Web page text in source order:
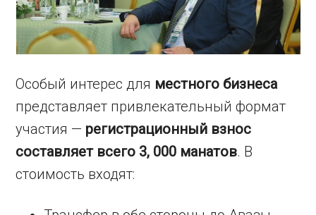
Особый интерес для местного бизнеса
представляет привлекательный формат
участия — регистрационный взнос
составляет всего 3, 000 манатов. В
стоимость входят: